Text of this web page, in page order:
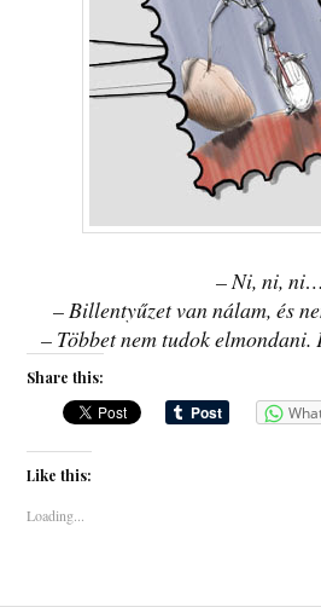
– Ni, ni, ni…
– Billentyűzet van nálam, és
– Többet nem tudok
Share this:
Like this:
Loading...